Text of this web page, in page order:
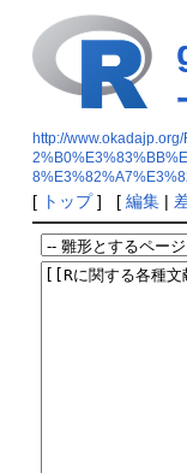
http://
[ トップ] [ 編集|